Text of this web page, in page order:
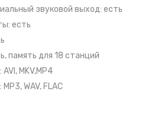
звуковой выход: есть
есть
память для 18 станций
MKV,MP4
WAV, FLAC